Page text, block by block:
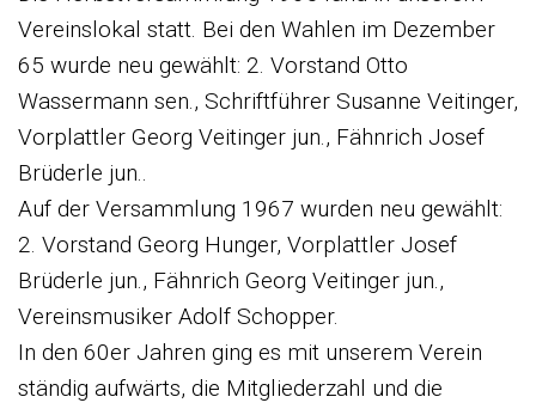
Vereinslokal statt. Bei den Wahlen im Dezember
65 wurde neu gewählt: 2. Vorstand Otto
Wassermann sen., Schriftführer Susanne Veitinger,
Vorplattler Georg Veitinger jun., Fähnrich Josef
Brüderle jun..
Auf der Versammlung 1967 wurden neu gewählt:
2. Vorstand Georg Hunger, Vorplattler Josef
Brüderle jun., Fähnrich Georg Veitinger jun.,
Vereinsmusiker Adolf Schopper.
In den 60er Jahren ging es mit unserem Verein
ständig aufwärts, die Mitgliederzahl und die